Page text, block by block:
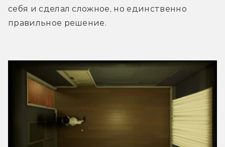
себя и сделал сложное, но единственно
правильное решение.